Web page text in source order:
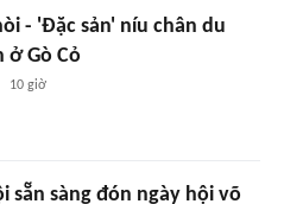
- 'Đặc sản' níu chân du
ở Gò Cỏ
10 giờ
sẵn sàng đón ngày hội võ